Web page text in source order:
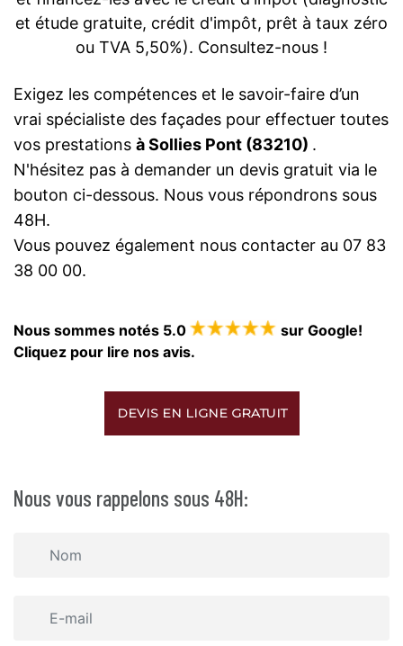
et étude gratuite, crédit d'impôt, prêt à taux zéro
ou TVA 5,50%). Consultez-nous !
Exigez les compétences et le savoir-faire d’un
vrai spécialiste des façades pour effectuer toutes
vos prestations à Sollies Pont (83210) .
N'hésitez pas à demander un devis gratuit via le
bouton ci-dessous. Nous vous répondrons sous
48H.
Vous pouvez également nous contacter au 07 83
38 00 00.
Nous sommes notés 5.0
sur Google!
Cliquez pour lire nos avis.
DEVIS EN LIGNE GRATUIT
Nous vous rappelons sous 48H: